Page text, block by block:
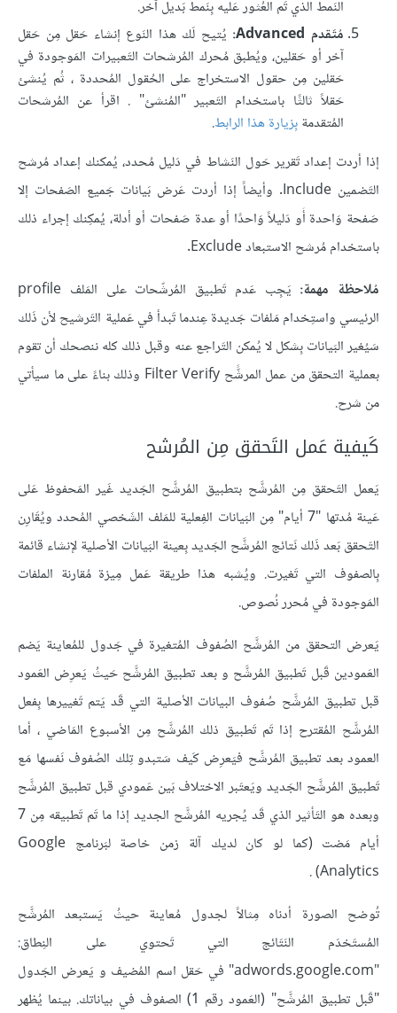
النَمط الذي تَم العُثور عَليه بِنَمط بَديل آخر.
مُتَقدم Advanced:
يُتيح لَك هذا النَوع إنشاء حَقل مِن حَقل
آخر أو حَقلين، ويُطبق مُحرك المُرشحات التَعبيرات المَوجودة في
حَقلين مِن حقول الاستخراج على الحُقول المُحددة ، ثُم يُنشئ
حَقلاً ثالثًا باستخدام التَعبير "المُنشئ" . اقرأ عن المُرشحات
المُتقدمةبِزيارة هذا الرابط.
إذا أردت إعداد تَقرير حَول النَشاط في دَليل مُحدد، يُمكنك إعداد مُرشح
التَضمين Include. وأيضاً إذا أردت عَرض بَيانات جَميع الصَفحات إلا
صَفحة وَاحدة أَو دَليلاً وَاحدًا أو عدة صَفحات أو أدلة، يُمكِنك إجراء ذلك
باستخدام مُرشح الاستبعاد Exclude.
مُلاحظة مهمة:
يَجِب عَدم تَطبيق المُرشّحات على المَلف profile
الرئيسي واستِخدام مَلفات جَديدة عِندما تَبدأ في عَملية التَرشيح لأن ذَلك
سَيُغير البَيانات بِشكل لا يُمكن التَراجع عنه وقبل ذلك كله ننصحك أن تقوم
بعملية التحقق من عمل المرشًّح Filter Verify وذلك بناءً على ما سيأتي
من شرح.
كَيفية عَمل التَحقق مِن المُرشح
يَعمل التَحقق مِن المُرشَّح بتطبيق المُرشَّح الجَديد غَير المَحفوظ عَلى
عَينة مُدتها "7 أيام" مِن البَيانات الفِعلية للمَلف الشَخصي المُحدد ويُقَارِن
التَحقق بَعد ذَلك نَتائج المُرشَّح الجَديد بِعينة البَيانات الأصلية لإنشاء قائمة
بِالصفوف التي تَغيرت. ويُشبه هذا طريقة عَمل مِيزة مُقارنة الملفات
المَوجودة في مُحرر نُصوص.
يَعرض التحقق من المُرشَّح الصُفوف المُتغيرة في جَدول للمُعاينة يَضم
العَمودين قَبل تَطبيق المُرشَّح و بعد تطبيق المُرشَّح حَيثُ يَعرِض العَمود
قبل تطبيق المُرشَّح صُفوف البيانات الأصلية التي قَد يَتم تَغييرها بِفعل
المُرشَّح المُقترح إذا تَم تَطبيق ذلك المُرشَّح مِن الأسبوع المَاضي ، أما
العمود بعد تطبيق المُرشَّح فيَعرِض كَيف سَتبدو تِلك الصُفوف نَفسها مَع
تَطبيق المُرشَّح الجَديد ويَعتَبر الاختلاف بَين عَمودي قبل تطبيق المُرشَّح
وبعده هو التَأثير الذي قَد يُجريه المُرشَّح الجديد إذا ما تَم تَطبيقه مِن 7
أيام مَضت (كما لو كان لديك آلة زمن خاصة لبَرنامج Google
Analytics) .
تُوضح الصورة أدناه مِثالاً لجدول مُعاينة حيثُ يَستبعد المُرشَّح
المُستَخدَم النَتَائج التي تَحتوي على النِطاق:
"adwords.google.com" في حَقل اسم المُضيف و يَعرض الجَدول
"قَبل تطبيق المُرشَّح" (العَمود رقم 1) الصفوف في بياناتك. بينما يُظهر